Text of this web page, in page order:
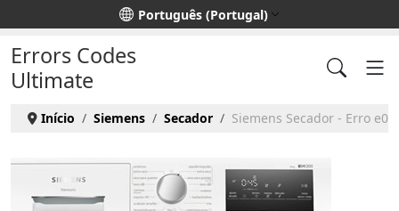
Escolha o seu idioma Português (Portugal)
Errors Codes
Ultimate
Início Siemens Secador Siemens Secador - Erro e09